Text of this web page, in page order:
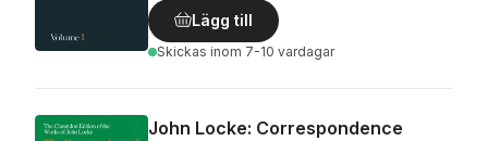
Lägg till
Skickas inom 7-10 vardagar
John Locke: Correspondence